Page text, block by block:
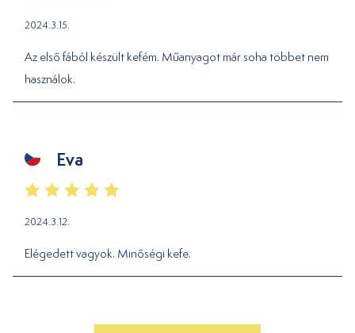
2024.3.15.
Az első fából készült kefém. Műanyagot már soha többet nem
használok.
Eva
2024.3.12.
Elégedett vagyok. Minőségi kefe.